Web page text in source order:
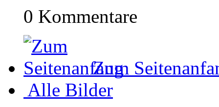
0 Kommentare
Zum
Alle Bilder